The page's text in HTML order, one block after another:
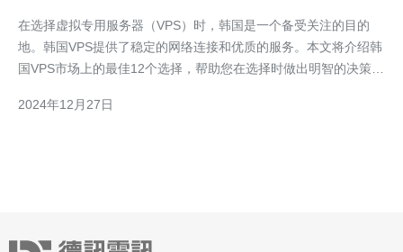
在选择虚拟专用服务器（VPS）时，韩国是一个备受关注的目的
地。韩国VPS提供了稳定的网络连接和优质的服务。本文将介绍韩
国VPS市场上的最佳12个选择，帮助您在选择时做出明智的决策。
的服务器，可满足各种需求。他们的价格合理，客户支持也非常出
2024年12月27日